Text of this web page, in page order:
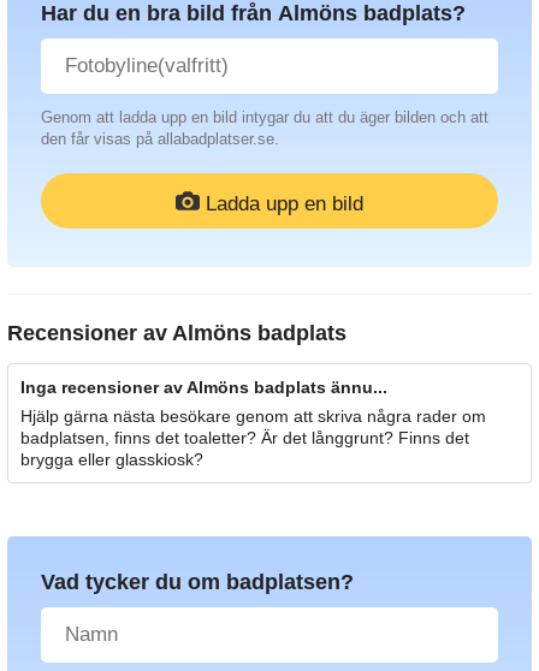
Har du en bra bild från Almöns badplats?
Genom att ladda upp en bild intygar du att du äger bilden och att
den får visas på allabadplatser.se.
Ladda upp en bild
Recensioner av Almöns badplats
Inga recensioner av Almöns badplats ännu...
Hjälp gärna nästa besökare genom att skriva några rader om
badplatsen, finns det toaletter? Är det långgrunt? Finns det
brygga eller glasskiosk?
Vad tycker du om badplatsen?